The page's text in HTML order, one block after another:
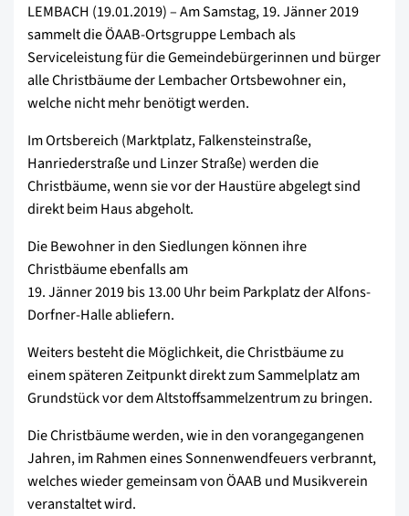
LEMBACH (19.01.2019) – Am Samstag, 19. Jänner 2019
sammelt die ÖAAB-Ortsgruppe Lembach als
Serviceleistung für die Gemeindebürgerinnen und bürger
alle Christbäume der Lembacher Ortsbewohner ein,
welche nicht mehr benötigt werden.
Im Ortsbereich (Marktplatz, Falkensteinstraße,
Hanriederstraße und Linzer Straße) werden die
Christbäume, wenn sie vor der Haustüre abgelegt sind
direkt beim Haus abgeholt.
Die Bewohner in den Siedlungen können ihre
Christbäume ebenfalls am
19. Jänner 2019 bis 13.00 Uhr beim Parkplatz der Alfons-
Dorfner-Halle abliefern.
Weiters besteht die Möglichkeit, die Christbäume zu
einem späteren Zeitpunkt direkt zum Sammelplatz am
Grundstück vor dem Altstoffsammelzentrum zu bringen.
Die Christbäume werden, wie in den vorangegangenen
Jahren, im Rahmen eines Sonnenwendfeuers verbrannt,
welches wieder gemeinsam von ÖAAB und Musikverein
veranstaltet wird.